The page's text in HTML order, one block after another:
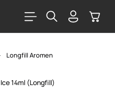
Longfill Aromen